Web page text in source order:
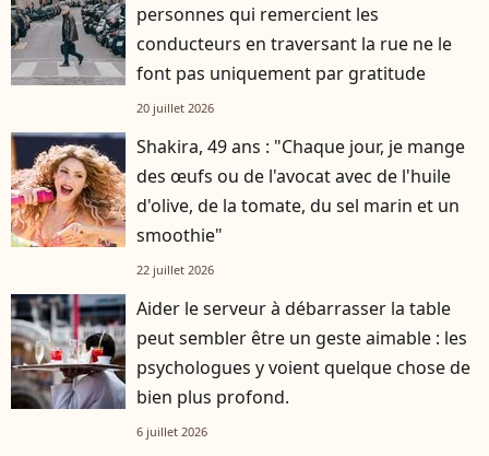
personnes qui remercient les
conducteurs en traversant la rue ne le
font pas uniquement par gratitude
20 juillet 2026
Shakira, 49 ans : "Chaque jour, je mange
des œufs ou de l'avocat avec de l'huile
d'olive, de la tomate, du sel marin et un
smoothie"
22 juillet 2026
Aider le serveur à débarrasser la table
peut sembler être un geste aimable : les
psychologues y voient quelque chose de
bien plus profond.
6 juillet 2026